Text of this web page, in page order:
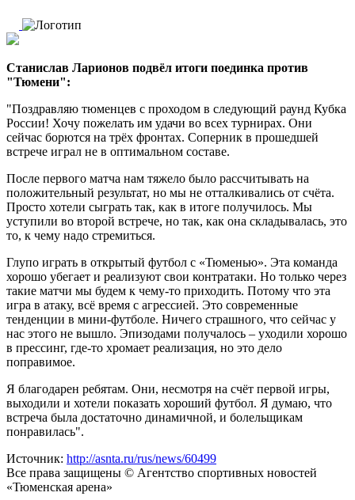
Станислав Ларионов подвёл итоги поединка против
"Тюмени":
"Поздравляю тюменцев с проходом в следующий раунд Кубка
России! Хочу пожелать им удачи во всех турнирах. Они
сейчас борются на трёх фронтах. Соперник в прошедшей
встрече играл не в оптимальном составе.
После первого матча нам тяжело было рассчитывать на
положительный результат, но мы не отталкивались от счёта.
Просто хотели сыграть так, как в итоге получилось. Мы
уступили во второй встрече, но так, как она складывалась, это
то, к чему надо стремиться.
Глупо играть в открытый футбол с «Тюменью». Эта команда
хорошо убегает и реализуют свои контратаки. Но только через
такие матчи мы будем к чему-то приходить. Потому что эта
игра в атаку, всё время с агрессией. Это современные
тенденции в мини-футболе. Ничего страшного, что сейчас у
нас этого не вышло. Эпизодами получалось – уходили хорошо
в прессинг, где-то хромает реализация, но это дело
поправимое.
Я благодарен ребятам. Они, несмотря на счёт первой игры,
выходили и хотели показать хороший футбол. Я думаю, что
встреча была достаточно динамичной, и болельщикам
понравилась".
Источник: http://asnta.ru/rus/news/60499
Все права защищены © Агентство спортивных новостей
«Тюменская арена»